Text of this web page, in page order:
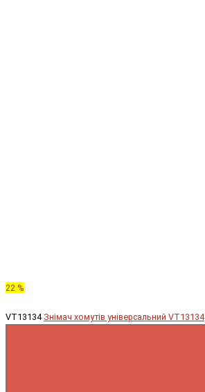
22 %
VT13134 Знімач хомутів універсальний VT13134